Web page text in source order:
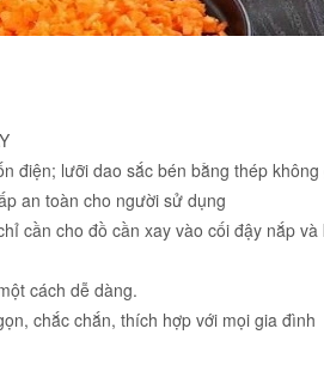
điện; lưỡi dao sắc bén bằng thép không
an toàn cho người sử dụng
cần cho đồ cần xay vào cối đậy nắp
cách dễ dàng.
chắc chắn, thích hợp với mọi gia đình